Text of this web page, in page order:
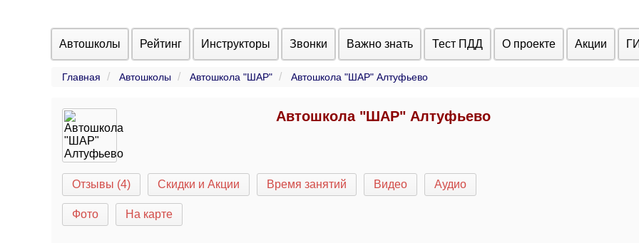
Автошколы Рейтинг Инструкторы Звонки Важно знать Тест ПДД О проекте Акции
Главная Автошколы Автошкола "ШАР" Автошкола "ШАР" Алтуфьево
Автошкола "ШАР" Алтуфьево
Отзывы (4) Скидки и Акции Время занятий Видео Аудио
Фото На карте